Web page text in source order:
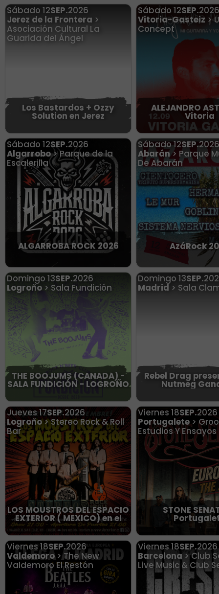
Sábado 12SEP.2026
Jerez de la Frontera >
Asociación Cultural La
Guarida del Ángel
Los Bastardos + Ozzy
Solution en Jerez
Sábado 12SEP.2026
Vitoria-Gasteiz>
Concept
ALEJANDRO
Vitoria
Sábado 12SEP.2026
Algarrobo> Parque de la
Escalerilla
ALGARROBA ROCK 2026
Sábado12SEP.2026
Abarán> Parque
De Abarán
AzáRock
Domingo 13SEP.2026
Logroño> Sala Fundición
THE BOOJUMS (CANADÁ) -
SALA FUNDICIÓN - LOGROÑO
Domingo 13SEP.
Madrid> Sala
Rebel Drag
Nutmeg
Jueves 17SEP.2026
Logroño> Stereo Rock & Roll
Bar
LOS MOUSTROS DEL ESPACIO
EXTERIOR ( MEXICO) en el
Viernes 18SEP.2026
Portugalete>
Estudios Y Ensayos
STONE
Viernes 18SEP.2026
Valdemoro> The New
Valdemoro El Restón
Viernes 18SEP.2026
Barcelona > Club
Live Music & Club